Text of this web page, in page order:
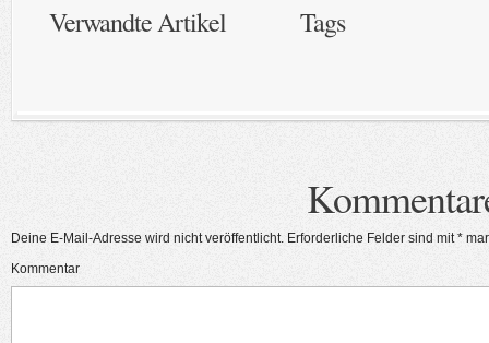
Verwandte Artikel Tags
Deine E-Mail-Adresse wird nicht veröffentlicht. Erforderliche Felder sind mit*
Kommentar